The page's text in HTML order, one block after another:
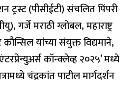
ट्रस्ट (पीसीईटी) संचलित पिंपरी
गर्जे मराठी ग्लोबल, महाराष्ट्र
यांच्या संयुक्त विद्यमाने,
कॉन्क्लेव्ह २०२५’ मध्ये
चंद्रकांत पाटील मार्गदर्शन